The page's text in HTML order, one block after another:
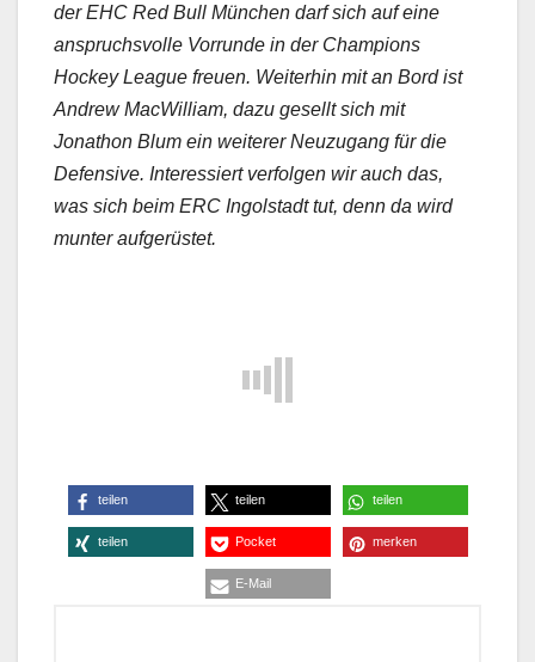
der EHC Red Bull München darf sich auf eine
anspruchsvolle Vorrunde in der Champions
Hockey League freuen. Weiterhin mit an Bord ist
Andrew MacWilliam, dazu gesellt sich mit
Jonathon Blum ein weiterer Neuzugang für die
Defensive. Interessiert verfolgen wir auch das,
was sich beim ERC Ingolstadt tut, denn da wird
munter aufgerüstet.
teilen teilen teilen
teilen Pocket merken
E-Mail